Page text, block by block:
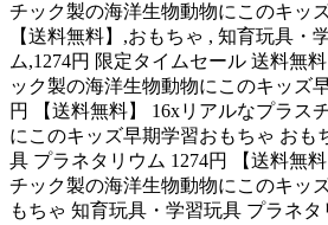
チック製の海洋生物動物にこのキッ
【送料無料】,おもちゃ , 知育玩具・
ム,1274円 限定タイムセール 送料無
ック製の海洋生物動物にこのキッズ
円 【送料無料】 16xリアルなプラス
にこのキッズ早期学習おもちゃ おも
具 プラネタリウム 1274円 【送料無
チック製の海洋生物動物にこのキッ
もちゃ 知育玩具・学習玩具 プラネタ